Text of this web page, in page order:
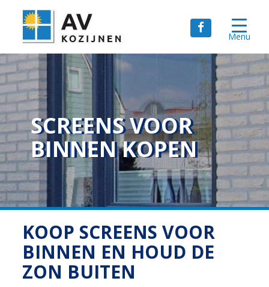
SCREENS VOOR
BINNEN KOPEN
KOOP SCREENS VOOR
BINNEN EN HOUD DE
ZON BUITEN
Menu